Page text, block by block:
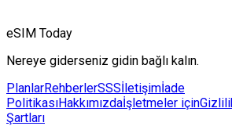
eSIM Today
Nereye giderseniz gidin bağlı kalın.
PlanlarRehberlerSSSİletişimİade
PolitikasıHakkımızdaİşletmeler için
Şartları